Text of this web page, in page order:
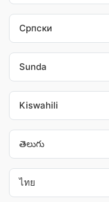
Српски
Sunda
Kiswahili
తెలుగు
ไทย